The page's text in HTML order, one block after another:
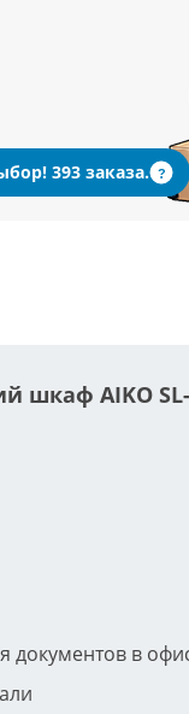
393 заказа. ?
шкаф AIKO
документов в